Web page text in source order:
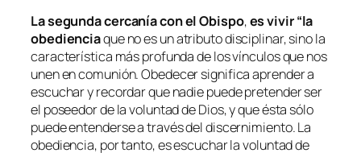
La segunda cercanía con el Obispo,es vivir “la
obedienciaqueno es un atributo disciplinar, sino la
característica más profunda de los vínculos que nos
unen en comunión. Obedecer significa aprender a
escuchar y recordar que nadie puede pretender ser
el poseedor de la voluntad de Dios, y que ésta sólo
puede entenderse a través del discernimiento. La
obediencia, por tanto, es escuchar la voluntad de